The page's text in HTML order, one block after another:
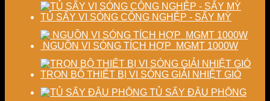
TỦ SẤY VI SÓNG CÔNG NGHỆP - SẤY MỲ
NGUỒN VI SÓNG TÍCH HỢP MGMT 1000W
TRỌN BỘ THIẾT BỊ VI SÓNG GIẢI NHIỆT GIÓ
TỦ SẤY ĐẬU PHỘNG